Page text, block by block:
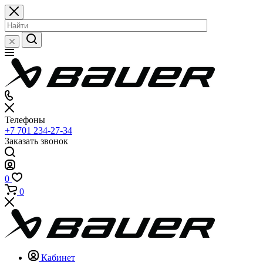
Телефоны
+7 701 234-27-34
Заказать звонок
0
0
Кабинет